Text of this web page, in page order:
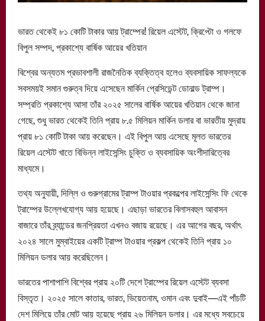
ভারত থেকেই ৮১ কোটি টাকার আয় ট্রাম্পের! রিয়েল এস্টেট, ক্রিপ্টো ও গলফে
বিপুল সম্পদ, প্রকাশ্যে বার্ষিক আয়ের খতিয়ান
বিশ্বের অন্যতম প্রভাবশালী রাজনৈতিক ব্যক্তিত্ব হলেও ব্যবসায়িক সাফল্যকে
সবসময়ই সমান গুরুত্ব দিয়ে এসেছেন মার্কিন প্রেসিডেন্ট ডোনাল্ড ট্রাম্প।
সম্প্রতি প্রকাশ্যে আসা তাঁর ২০২৫ সালের বার্ষিক আয়ের খতিয়ান থেকে জানা
গেছে, শুধু ভারত থেকেই তিনি প্রায় ৮.৫ মিলিয়ন মার্কিন ডলার বা ভারতীয় মুদ্রায়
প্রায় ৮১ কোটি টাকা আয় করেছেন। এই বিপুল আয় এসেছে মূলত ভারতের
রিয়েল এস্টেট খাতে বিভিন্ন লাইসেন্সিং চুক্তি ও ব্যবসায়িক অংশীদারিত্বের
মাধ্যমে।
তথ্য অনুযায়ী, দিল্লি ও গুরুগ্রামের ট্রাম্প টাওয়ার প্রকল্পের লাইসেন্সিং ফি থেকে
ট্রাম্পের উল্লেখযোগ্য আয় হয়েছে। এছাড়া ভারতের বিলাসবহুল আবাসন
বাজারে তাঁর ব্র্যান্ডের জনপ্রিয়তা এখনও বজায় রয়েছে। এর আগের বছর, অর্থাৎ
২০২৪ সালে মুম্বাইয়ের একটি ট্রাম্প টাওয়ার প্রকল্প থেকেই তিনি প্রায় ১০
মিলিয়ন ডলার আয় করেছিলেন।
ভারতের পাশাপাশি বিশ্বের প্রায় ২০টি দেশে ট্রাম্পের রিয়েল এস্টেট ব্যবসা
বিস্তৃত। ২০২৫ সালে কাতার, ভারত, ভিয়েতনাম, ওমান এবং দুবাই—এই পাঁচটি
দেশ মিলিয়ে তাঁর মোট আয় হয়েছে প্রায় ২৬ মিলিয়ন ডলার। এর মধ্যে সবচেয়ে